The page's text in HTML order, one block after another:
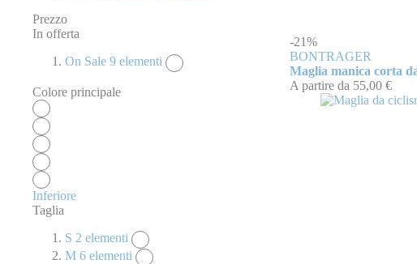
-21%
BONTRAGER
Maglia manica corta
A partire da 55,00 €
Prezzo
In offerta
On Sale 9 elementi
Colore principale
Inferiore
Taglia
S 2 elementi
M 6 elementi